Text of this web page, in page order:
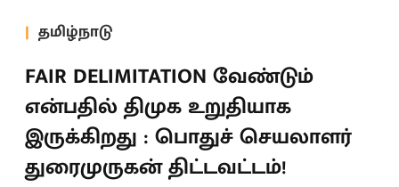
தமிழ்நாடு
FAIR DELIMITATION வேண்டும்
என்பதில் திமுக உறுதியாக
இருக்கிறது : பொதுச் செயலாளர்
துரைமுருகன் திட்டவட்டம்!